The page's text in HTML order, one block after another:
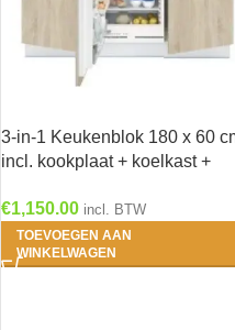
3-in-1 Keukenblok 180 x 60
incl. kookplaat + koelkast +
€1,150.00 incl. BTW
TOEVOEGEN AAN
WINKELWAGEN